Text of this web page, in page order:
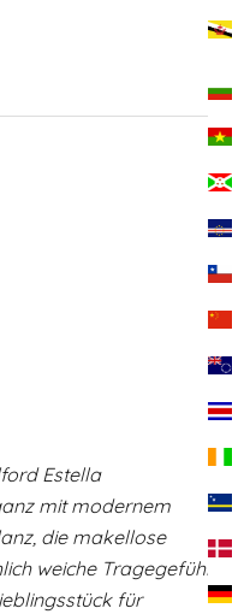
Estella
mit modernem
die makellose
weiche Tragegefühl
für